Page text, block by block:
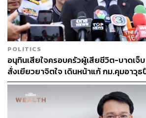
แต่เอาปัญหาของชาวจังหวัดอุดรธานีมา
ชอบเผือก​ เพราะเป็นมท.1 สส.พรรคอื่น
ดี๋มาหา​ ตนฟังหาจนหูพรุน เที่ยวนี้อำเภอ
เต็ม 2 หู เจอกันมาสองปี​ มีแต่ให้ช่วยติดตา
สส.คุณภาพของทั้งสี่อำเภอ ตนภูมิใจแทน
ไทยภูมิใจแทน ตนไม่สามารถมาได้ถ้าสส
มาเล่าปัญหา​ จนตนคิดว่าไม่ไหวแล้วต้อ
ปัญหาเยอะอย่างนี้ เขาบอกว่าไม่มีใครสนั
ที่ไหนก็เงียบหมด มท.​1 อนุทิน หัวหน้าพร
POLITICS
อนุทินเสียใจครอบครัวผู้เสียชีวิต-บาดเจ็บ
สั่งเยียวยาจิตใจ เดินหน้าแก้ กม.คุมอาวุ
ต้องร่วมรับผิดชอบ